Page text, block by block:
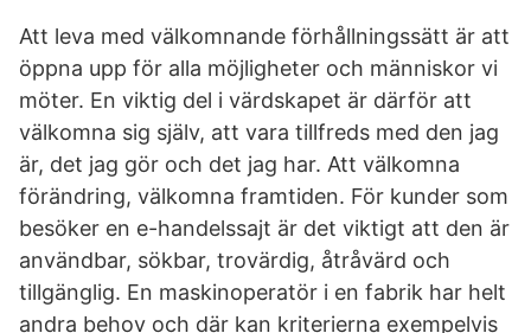
Att leva med välkomnande förhållningssätt är att
öppna upp för alla möjligheter och människor vi
möter. En viktig del i värdskapet är därför att
välkomna sig själv, att vara tillfreds med den jag
är, det jag gör och det jag har. Att välkomna
förändring, välkomna framtiden. För kunder som
besöker en e-handelssajt är det viktigt att den är
användbar, sökbar, trovärdig, åtråvärd och
tillgänglig. En maskinoperatör i en fabrik har helt
andra behov och där kan kriterierna exempelvis